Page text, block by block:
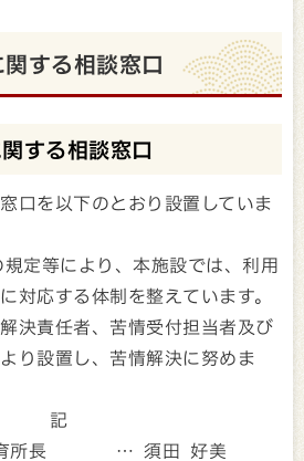
する相談窓口
する相談窓口
口を以下のとおり設置していま
定等により、本施設では、利用
対応する体制を整えています。
決責任者、苦情受付担当者及び
り設置し、苦情解決に努めま
記
保育所長 … 須田 好美